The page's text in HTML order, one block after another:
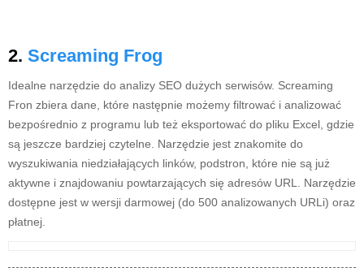
2. Screaming Frog
Idealne narzędzie do analizy SEO dużych serwisów. Screaming
Fron zbiera dane, które następnie możemy filtrować i analizować
bezpośrednio z programu lub też eksportować do pliku Excel, gdzie
są jeszcze bardziej czytelne. Narzędzie jest znakomite do
wyszukiwania niedziałających linków, podstron, które nie są już
aktywne i znajdowaniu powtarzających się adresów URL. Narzędzie
dostępne jest w wersji darmowej (do 500 analizowanych URLi) oraz
płatnej.